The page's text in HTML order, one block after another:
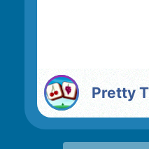
Pretty